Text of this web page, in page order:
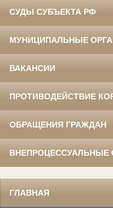
СУДЫ СУБЪЕКТА РФ
МУНИЦИПАЛЬНЫЕ
ВАКАНСИИ
ПРОТИВОДЕЙСТВИЕ
ОБРАЩЕНИЯ ГРАЖДАН
ВНЕПРОЦЕССУАЛЬНЫЕ
ГЛАВНАЯ